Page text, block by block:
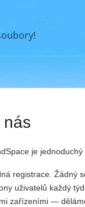
nás
je
registrace. Žádný
uživatelů každý
zařízeními —